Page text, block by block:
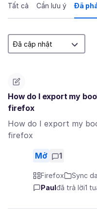
Tất cả Cần lưu ý Đã
How do I export my
firefox
How do I export my
firefox
Mở 1
Firefox Sync
Paul đã trả lời1